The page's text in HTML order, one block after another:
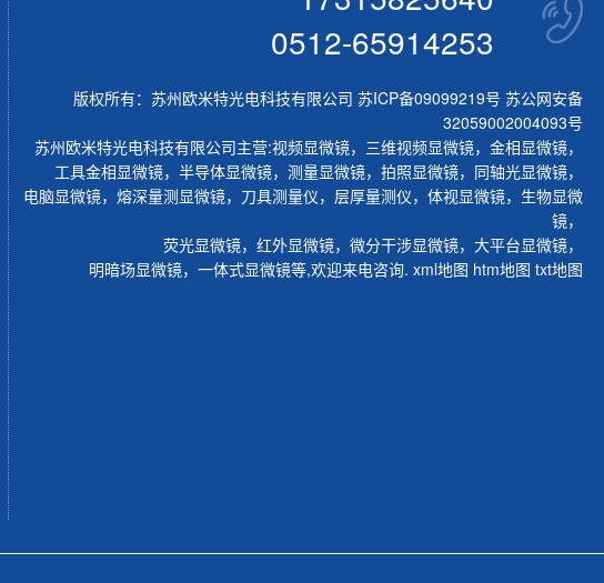
0512-65914253
版权所有：苏州欧米特光电科技有限公司 苏ICP备09099219号 苏公网安备
32059002004093号
苏州欧米特光电科技有限公司主营:视频显微镜， 三维视频显微镜， 金相显微镜，
工具金相显微镜， 半导体显微镜， 测量显微镜， 拍照显微镜， 同轴光显微镜，
电脑显微镜， 熔深量测显微镜， 刀具测量仪， 层厚量测仪， 体视显微镜， 生物显微
镜，
荧光显微镜， 红外显微镜， 微分干涉显微镜， 大平台显微镜，
明暗场显微镜， 一体式显微镜等,欢迎来电咨询. xml地图 htm地图 txt地图